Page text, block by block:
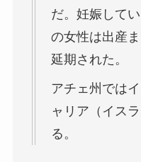
だ。妊娠して
の女性は出産
延期された。
アチェ州では
ャリア（イス
る。